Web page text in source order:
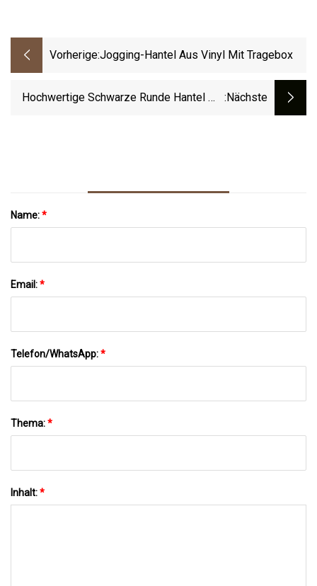
Vorherige:Jogging-Hantel Aus Vinyl Mit Tragebox
Hochwertige Schwarze Runde Hantel Mit :nächste
Name:*
Email:*
Telefon/WhatsApp:*
Thema:*
Inhalt:*